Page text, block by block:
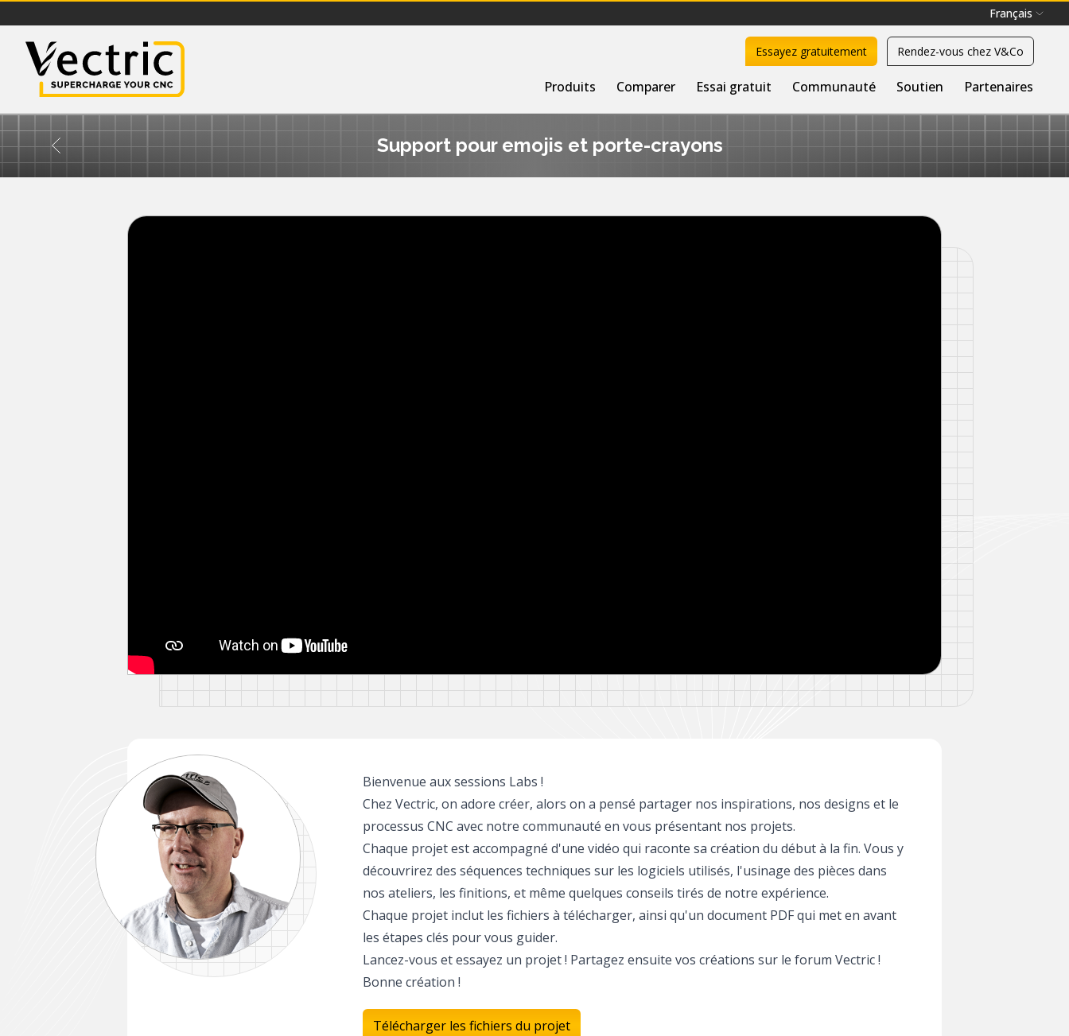
Français
Vectric Essayez gratuitement Rendez-vous chez V&Co
Produits Comparer Essai gratuit Communauté Soutien Partenaires
Support pour emojis et porte-crayons
Bienvenue aux sessions Labs !
Chez Vectric, on adore créer, alors on a pensé partager nos inspirations, nos designs et le
processus CNC avec notre communauté en vous présentant nos projets.
Chaque projet est accompagné d'une vidéo qui raconte sa création du début à la fin. Vous y
découvrirez des séquences techniques sur les logiciels utilisés, l'usinage des pièces dans
nos ateliers, les finitions, et même quelques conseils tirés de notre expérience.
Chaque projet inclut les fichiers à télécharger, ainsi qu'un document PDF qui met en avant
les étapes clés pour vous guider.
Lancez-vous et essayez un projet ! Partagez ensuite vos créations sur le forum Vectric !
Bonne création !
Télécharger les fichiers du projet